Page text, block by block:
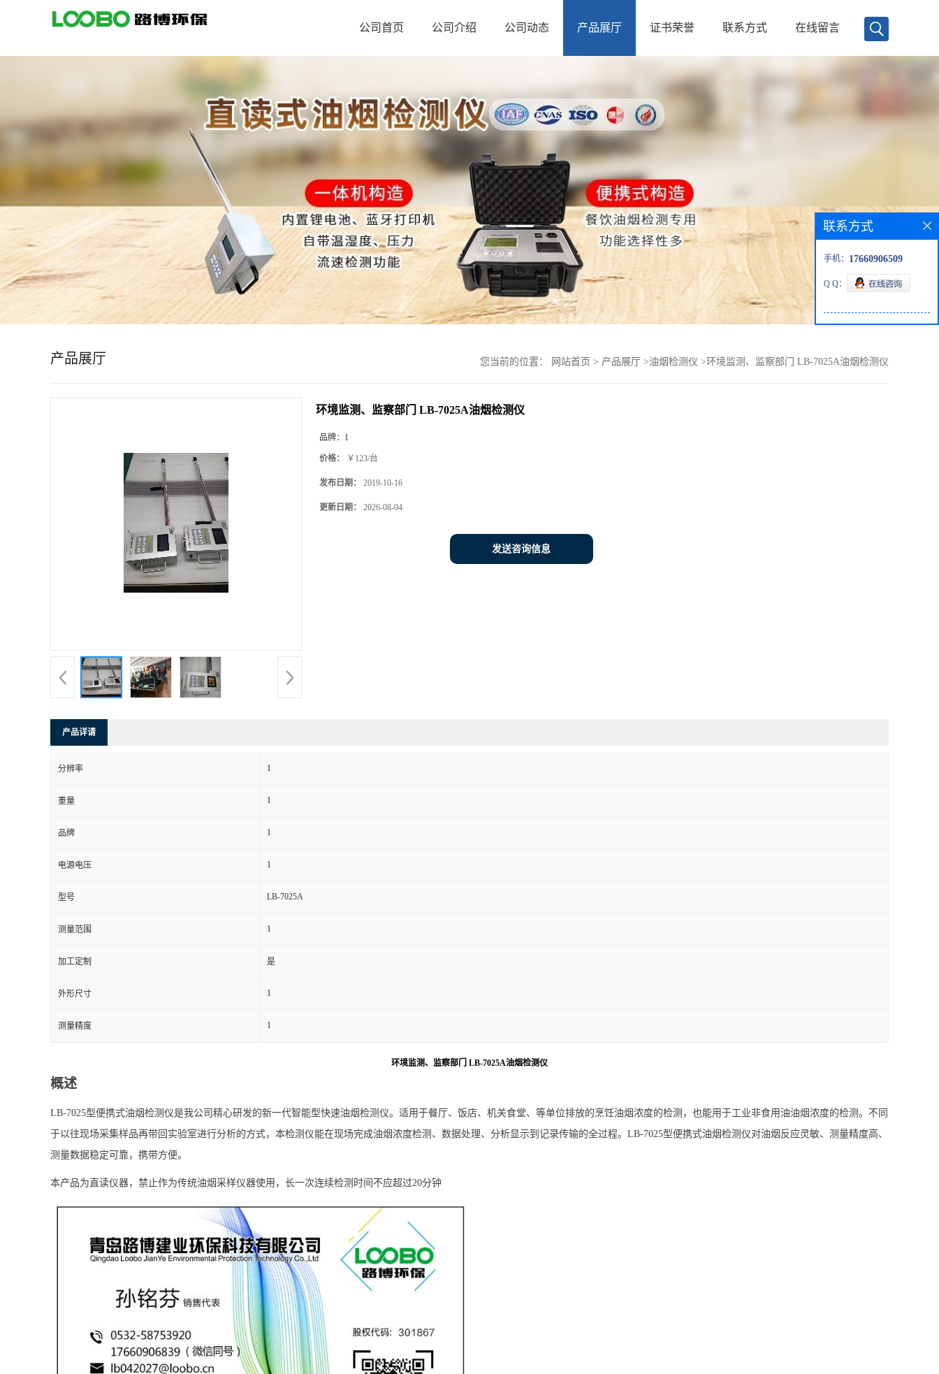
首
公司首页 公司介绍 公司动态 产品展厅 证书荣誉 联系方式 在线留言
产品展厅 您当前的位置： 网站首页 > 产品展厅 >油烟检测仪 >环境监测、监察部门 LB-7025A油烟检测仪
环境监测、监察部门 LB-7025A油烟检测仪
品牌： 1
价格： ￥123/台
发布日期： 2019-10-16
更新日期： 2026-08-04
发送咨询信息
产品详请
分辨率 1
重量 1
品牌 1
电源电压 1
型号 LB-7025A
测量范围 1
加工定制 是
外形尺寸 1
测量精度 1
环境监测、监察部门 LB-7025A油烟检测仪
概述
LB-7025型便携式油烟检测仪是我公司精心研发的新一代智能型快速油烟检测仪。适用于餐厅、饭店、机关食堂、等单位排放的烹饪油烟浓度的检测，也能用于工业非食用油油烟浓度的检测。不同
于以往现场采集样品再带回实验室进行分析的方式，本检测仪能在现场完成油烟浓度检测、数据处理、分析显示到记录传输的全过程。LB-7025型便携式油烟检测仪对油烟反应灵敏、测量精度高、
测量数据稳定可靠，携带方便。
本产品为直读仪器，禁止作为传统油烟采样仪器使用，长一次连续检测时间不应超过20分钟
联系方式
手机： 17660906509
Q Q：